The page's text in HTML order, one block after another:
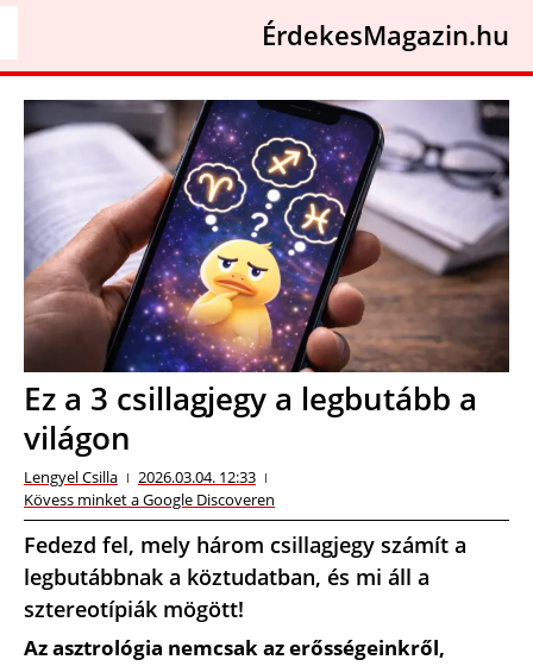
ÉrdekesMagazin.hu
Ez a 3 csillagjegy a legbutább a
világon
Lengyel Csilla
2026.03.04. 12:33
Kövess minket a Google Discoveren
Fedezd fel, mely három csillagjegy számít a
legbutábbnak a köztudatban, és mi áll a
sztereotípiák mögött!
Az asztrológia nemcsak az erősségeinkről,